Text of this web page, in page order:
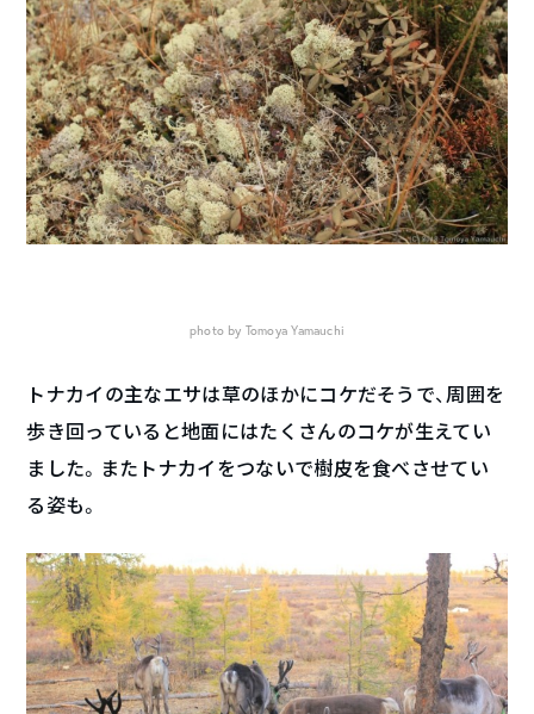
photo by Tomoya Yamauchi
トナカイの主なエサは草のほかにコケだそうで、周囲を
歩き回っていると地面にはたくさんのコケが生えてい
ました。またトナカイをつないで樹皮を食べさせてい
る姿も。